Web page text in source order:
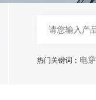
热门关键词： 电